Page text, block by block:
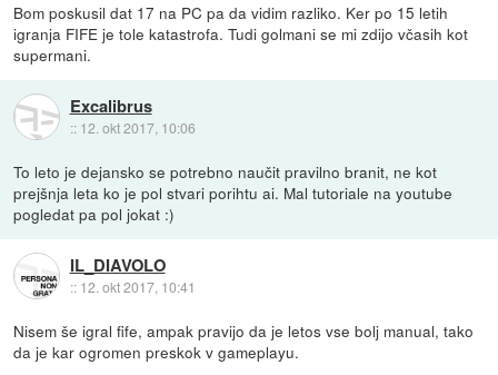
Bom poskusil dat 17 na PC pa da vidim razliko. Ker po 15 letih
igranja FIFE je tole katastrofa. Tudi golmani se mi zdijo včasih kot
supermani.
Excalibrus
:: 12. okt 2017, 10:06
To leto je dejansko se potrebno naučit pravilno branit, ne kot
prejšnja leta ko je pol stvari porihtu ai. Mal tutoriale na youtube
pogledat pa pol jokat :)
IL_DIAVOLO
:: 12. okt 2017, 10:41
Nisem še igral fife, ampak pravijo da je letos vse bolj manual, tako
da je kar ogromen preskok v gameplayu.